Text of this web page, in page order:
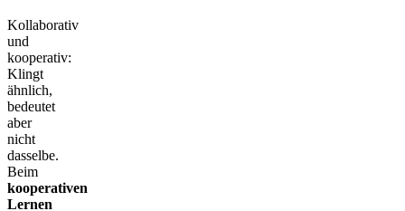
Kollaborativ
und
kooperativ:
Klingt
ähnlich,
bedeutet
aber
nicht
dasselbe.
Beim
kooperativen
Lernen